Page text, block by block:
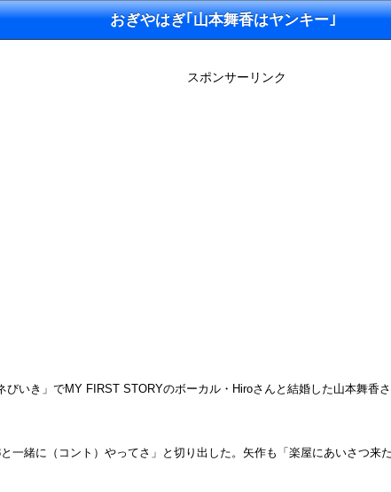
おぎやはぎ｢山本舞香はヤンキー｣
スポンサーリンク
いき」でMY FIRST STORYのボーカル・Hiroさんと結婚した山本舞香
緒に（コント）やってさ」と切り出した。矢作も「楽屋にあいさつ来